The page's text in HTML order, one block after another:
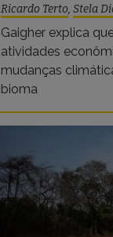
Ricardo Terto, Stela
Gaigher explica
atividades
mudanças
bioma